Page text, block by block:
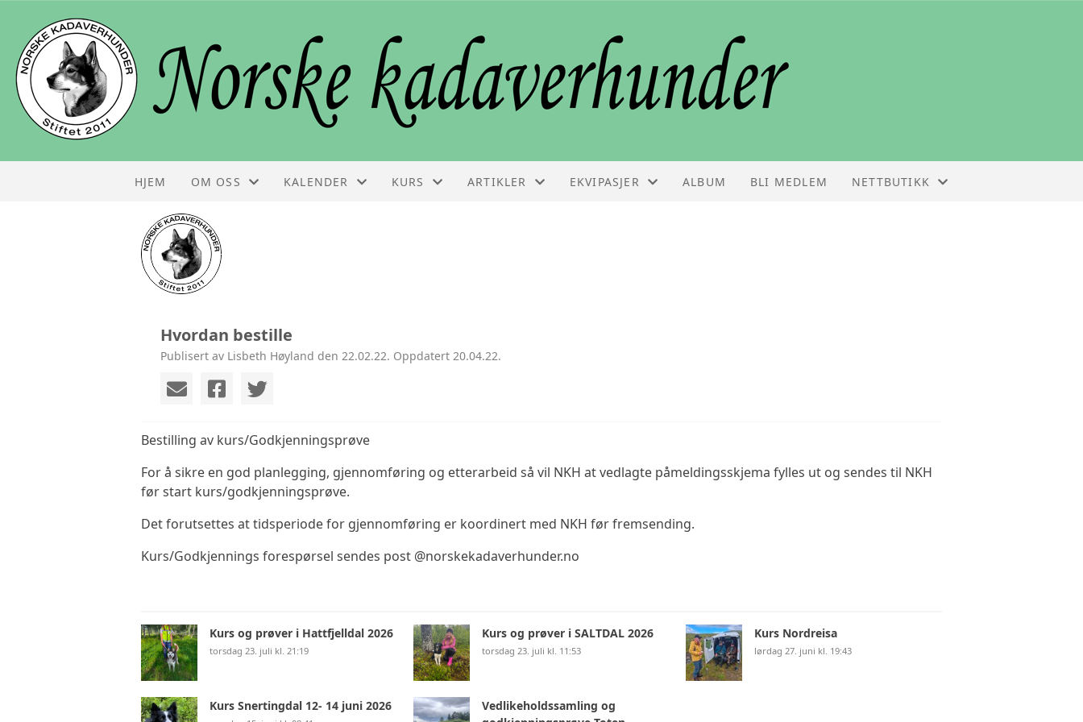
HJEM OM OSS
STYRET
KONTAKT
FOLDER
VIDEO
ÅRSHJUL
KALENDER KURS ARTIKLER EKVIPASJER ALBUM BLI MEDLEM NETTBUTIKK
Hvordan bestille
Publisert av Lisbeth Høyland den 22.02.22. Oppdatert 20.04.22.
Bestilling av kurs/Godkjenningsprøve
For å sikre en god planlegging, gjennomføring og etterarbeid så vil NKH at vedlagte påmeldingsskjema fylles ut og sendes til NKH
før start kurs/godkjenningsprøve.
Det forutsettes at tidsperiode for gjennomføring er koordinert med NKH før fremsending.
Kurs/Godkjennings forespørsel sendes post @norskekadaverhunder.no
Kurs og prøver i Hattfjelldal 2026
torsdag 23. juli kl. 21:19
Kurs og prøver i SALTDAL 2026
torsdag 23. juli kl. 11:53
Kurs Nordreisa
lørdag 27. juni kl. 19:43
Kurs Snertingdal 12- 14 juni 2026
Vedlikeholdssamling og